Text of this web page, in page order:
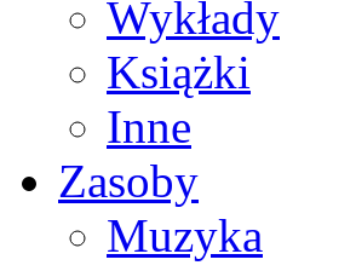
Wykłady
Książki
Inne
Zasoby
Muzyka